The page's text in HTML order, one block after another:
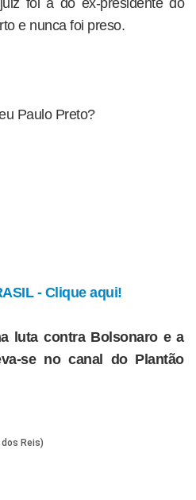
e nunca foi preso.
Paulo Preto?
- Clique aqui!
luta contra Bolsonaro e a
se no canal do Plantão